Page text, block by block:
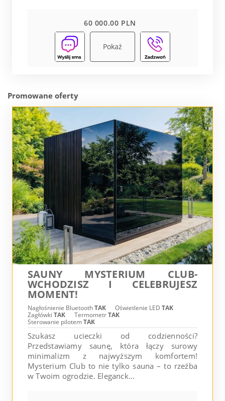
60 000.00 PLN
Pokaż
Promowane oferty
SAUNY MYSTERIUM CLUB-
WCHODZISZ I CELEBRUJESZ
MOMENT!
Nagłośnienie BluetoothTAK Oświetlenie LED TAK
Zagłówki TAK TermometrTAK
Sterowanie pilotemTAK
Szukasz ucieczki od codzienności?
Przedstawiamy saunę, która łączy surowy
minimalizm z najwyższym komfortem!
Mysterium Club to nie tylko sauna – to rzeźba
w Twoim ogrodzie. Eleganck...